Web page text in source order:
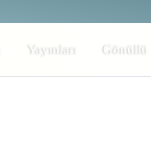
Yayınları Gönüllü